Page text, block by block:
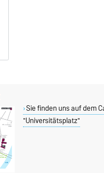
Sie finden uns auf dem
"Universitätsplatz"